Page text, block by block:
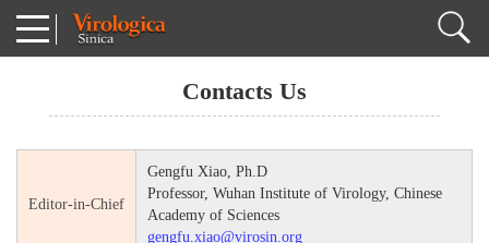
Contacts Us
Editor-in-Chief
Gengfu Xiao, Ph.D
Professor, Wuhan Institute of Virology, Chinese
Academy of Sciences
gengfu.xiao@virosin.org